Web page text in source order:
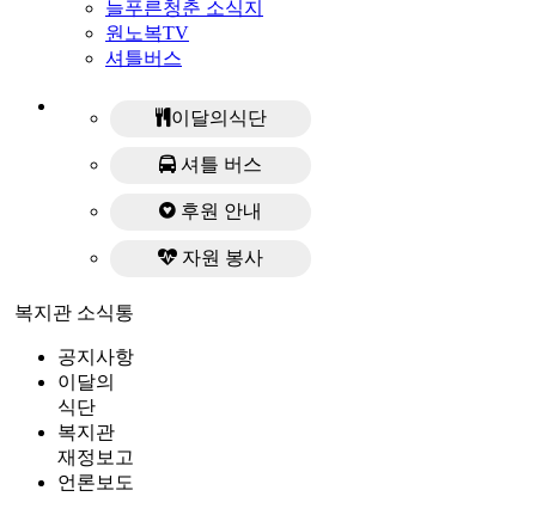
늘푸른청춘 소식지
원노복TV
셔틀버스
이달의식단
셔틀 버스
후원 안내
자원 봉사
복지관 소식통
공지사항
이달의
식단
복지관
재정보고
언론보도